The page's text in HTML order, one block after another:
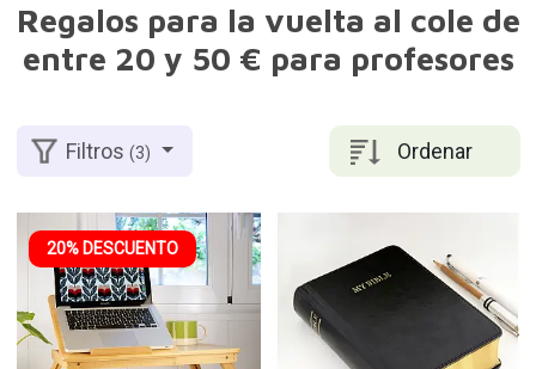
Regalos para la vuelta al cole de
entre 20 y 50 € para profesores
Ordenar
Filtros(3)
20% DESCUENTO